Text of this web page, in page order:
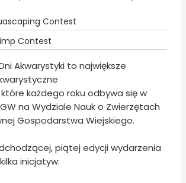
Contest
Contest
Akwarystyki to największe
każdego roku odbywa się w
na Wydziale Nauk o Zwierzętach
Gospodarstwa Wiejskiego.
piątej edycji wydarzenia
inicjatyw: